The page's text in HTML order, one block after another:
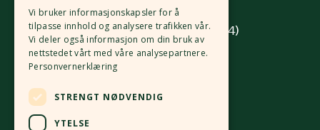
(innkjøring fra Platous gate 14)
Org. nr.982 512 069 MVA
Kontonr.
Vi bruker informasjonskapsler for å
tilpasse innhold og analysere trafikken vår.
Vi deler også informasjon om din bruk av
nettstedet vårt med våre analysepartnere.
Personvernerklæring
STRENGT NØDVENDIG
YTELSE